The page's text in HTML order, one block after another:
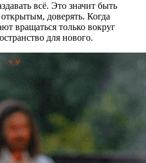
всё. Это значит быть
доверять. Когда
вращаться только вокруг
для нового.